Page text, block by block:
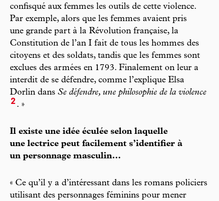
confisqué aux femmes les outils de cette violence.
Par exemple, alors que les femmes avaient pris
une grande part à la Révolution française, la
Constitution de l’an I fait de tous les hommes des
citoyens et des soldats, tandis que les femmes sont
exclues des armées en 1793. Finalement on leur a
interdit de se défendre, comme l’explique Elsa
Dorlin dans Se défendre, une philosophie de la violence
2 . »
Il existe une idée éculée selon laquelle
une lectrice peut facilement s’identifier à
un personnage masculin…
« Ce qu’il y a d’intéressant dans les romans policiers
utilisant des personnages féminins pour mener